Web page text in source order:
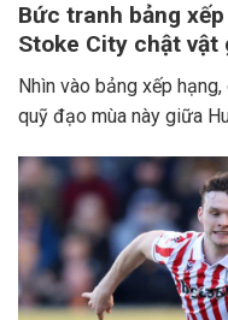
Bức tranh bảng
Stoke City chật vật
Nhìn vào bảng xếp
quỹ đạo mùa này giữa